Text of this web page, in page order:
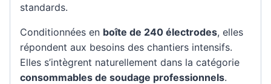
standards.
Conditionnées en boîte de 240 électrodes, elles
répondent aux besoins des chantiers intensifs.
Elles s’intègrent naturellement dans la catégorie
consommables de soudage professionnels.